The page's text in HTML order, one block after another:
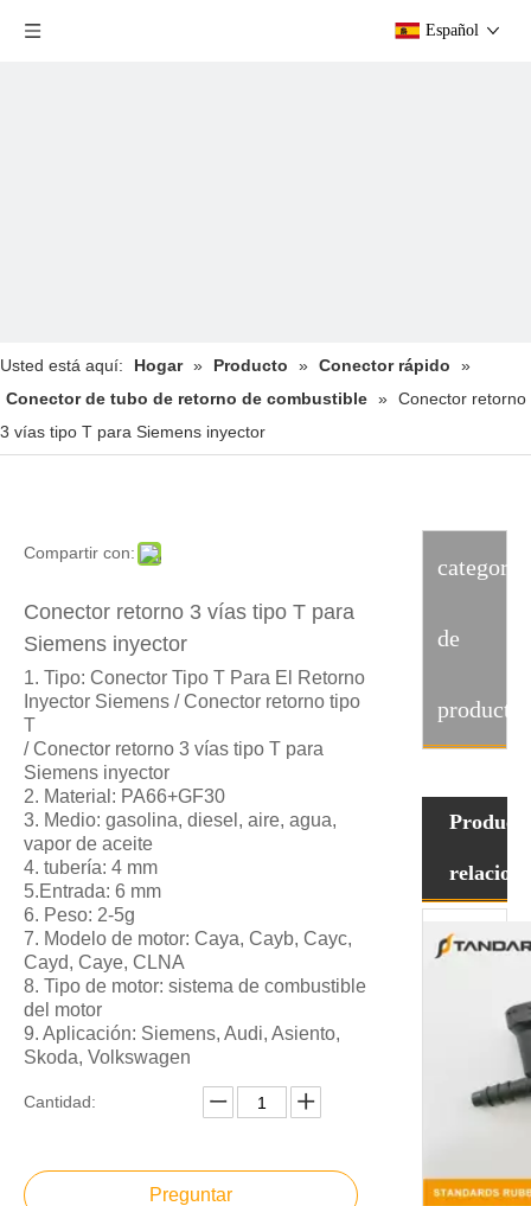
Español
Usted está aquí: Hogar » Producto » Conector rápido
»
Conector de tubo de retorno de combustible » Conector retorno
3 vías tipo T para Siemens inyector
Compartir con:
Conector retorno 3 vías tipo T para
Siemens inyector
1. Tipo: Conector Tipo T Para El Retorno
Inyector Siemens / Conector retorno tipo
T
/ Conector retorno 3 vías tipo T para
Siemens inyector
2. Material: PA66+GF30
3. Medio: gasolina, diesel, aire, agua,
vapor de aceite
4. tubería: 4 mm
5.Entrada: 6 mm
6. Peso: 2-5g
7. Modelo de motor: Caya, Cayb, Cayc,
Cayd, Caye, CLNA
8. Tipo de motor: sistema de combustible
del motor
9. Aplicación: Siemens, Audi, Asiento,
Skoda, Volkswagen
Cantidad:
Preguntar
categoria
de
producto